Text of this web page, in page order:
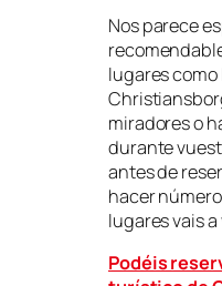
Nos parece
lugares
miradores o
durante
antes de
hacer
lugares vais
Podéis